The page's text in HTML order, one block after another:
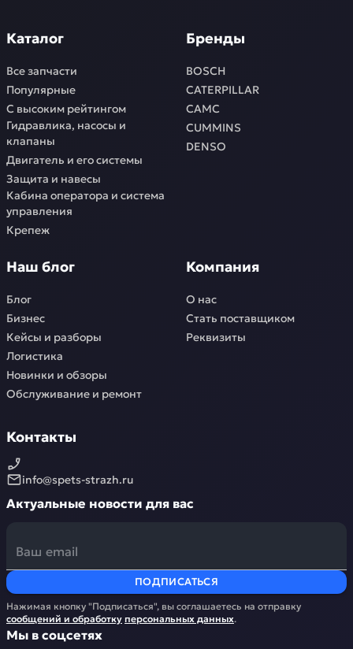
Каталог
Все запчасти
Популярные
С высоким рейтингом
Гидравлика, насосы и
клапаны
Двигатель и его системы
Защита и навесы
Кабина оператора и система
управления
Крепеж
Бренды
BOSCH
CATERPILLAR
CAMC
CUMMINS
DENSO
Наш блог
Блог
Бизнес
Кейсы и разборы
Логистика
Новинки и обзоры
Обслуживание и ремонт
Компания
О нас
Стать поставщиком
Реквизиты
Контакты
info@spets-strazh.ru
Актуальные новости для вас
ПОДПИСАТЬСЯ
Нажимая кнопку "Подписаться", вы соглашаетесь на отправку
сообщений и обработку персональных данных.
Мы в соцсетях